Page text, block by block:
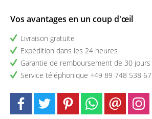
Vos avantages en un coup d'œil
Livraison gratuite
Expédition dans les 24 heures
Garantie de remboursement de 30 jours
Service téléphonique +49 89 748 538 67